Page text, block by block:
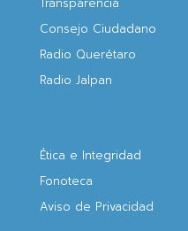
Consejo Ciudadano
Radio Querétaro
Radio Jalpan
Ética e Integridad
Fonoteca
Aviso de Privacidad